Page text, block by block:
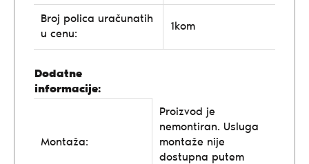
Broj polica uračunatih
u cenu:
1kom
Dodatne
informacije:
Montaža:
Proizvod je
nemontiran. Usluga
montaže nije
dostupna putem